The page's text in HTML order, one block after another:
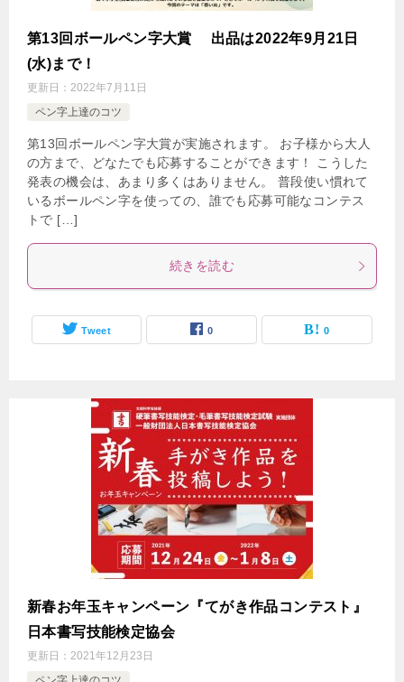
第13回ボールペン字大賞 出品は2022年9月21日
(水)まで！
更新日： 2022年7月11日
ペン字上達のコツ
第13回ボールペン字大賞が実施されます。 お子様から大人
の方まで、どなたでも応募することができます！ こうした
発表の機会は、あまり多くはありません。 普段使い慣れて
いるボールペン字を使っての、誰でも応募可能なコンテス
トで […]
続きを読む
Tweet 0 0
新春お年玉キャンペーン『てがき作品コンテスト』
日本書写技能検定協会
更新日： 2021年12月23日